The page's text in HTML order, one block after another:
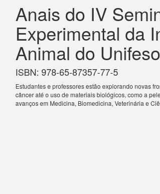
Anais do IV
Experimental da
Animal do Unifeso
ISBN: 978-65-87357-77-5
Estudantes e professores estão explorando novas
câncer até o uso de materiais biológicos, como a
avanços em Medicina, Biomedicina, Veterinária e